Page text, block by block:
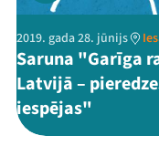
2019. gada 28. jūnijs
Saruna "Garīga
Latvijā –
iespējas"